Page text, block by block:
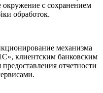
окружение с сохранением
обработок.
механизма
клиентским банковским
отчетности